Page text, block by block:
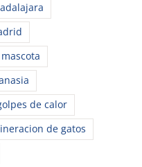
de calor
de gatos